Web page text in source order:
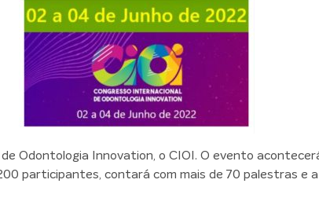
Odontologia Innovation, o CIOI. O evento
participantes, contará com mais de 70 palestras e